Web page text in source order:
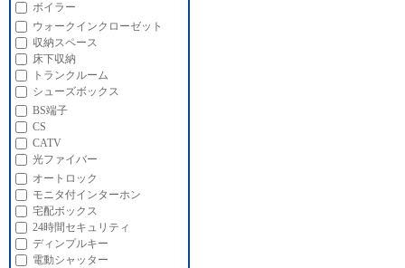
ボイラー
ウォークインクローゼット
収納スペース
床下収納
トランクルーム
シューズボックス
BS端子
CS
CATV
光ファイバー
オートロック
モニタ付インターホン
宅配ボックス
24時間セキュリティ
ディンプルキー
電動シャッター